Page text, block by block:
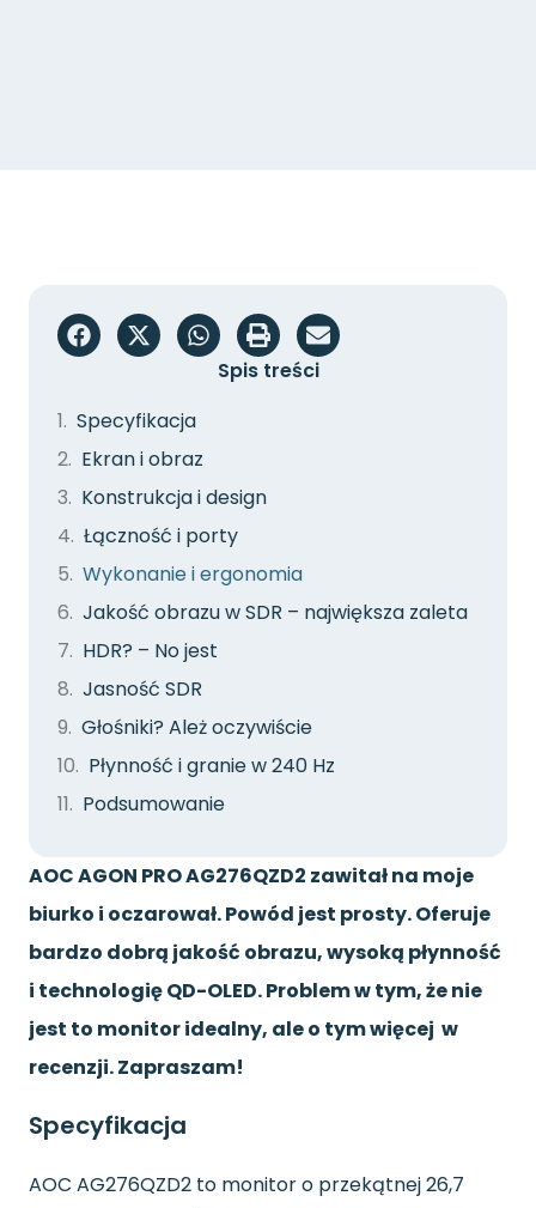
Spis treści
Specyfikacja
Ekran i obraz
Konstrukcja i design
Łączność i porty
Wykonanie i ergonomia
Jakość obrazu w SDR – największa zaleta
HDR? – No jest
Jasność SDR
Głośniki? Ależ oczywiście
Płynność i granie w 240 Hz
Podsumowanie
AOC AGON PRO AG276QZD2 zawitał na moje
biurko i oczarował. Powód jest prosty. Oferuje
bardzo dobrą jakość obrazu, wysoką płynność
i technologię QD-OLED.Problem w tym, że nie
jest to monitor idealny, ale o tym więcej w
recenzji. Zapraszam!
Specyfikacja
AOC AG276QZD2 to monitor o przekątnej 26,7